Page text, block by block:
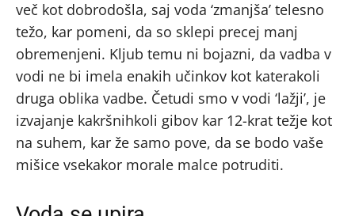
več kot dobrodošla, saj voda ‘zmanjša’ telesno
težo, kar pomeni, da so sklepi precej manj
obremenjeni. Kljub temu ni bojazni, da vadba v
vodi ne bi imela enakih učinkov kot katerakoli
druga oblika vadbe. Četudi smo v vodi ‘lažji’, je
izvajanje kakršnihkoli gibov kar 12-krat težje kot
na suhem, kar že samo pove, da se bodo vaše
mišice vsekakor morale malce potruditi.